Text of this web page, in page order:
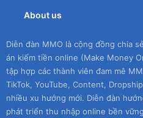
About us
Diễn đàn MMO là cộng đồng chia
án kiếm tiền online (Make Money
tập hợp các thành viên đam mê
TikTok, YouTube, Content,
nhiều xu hướng mới. Diễn đàn
phát triển thu nhập online bền